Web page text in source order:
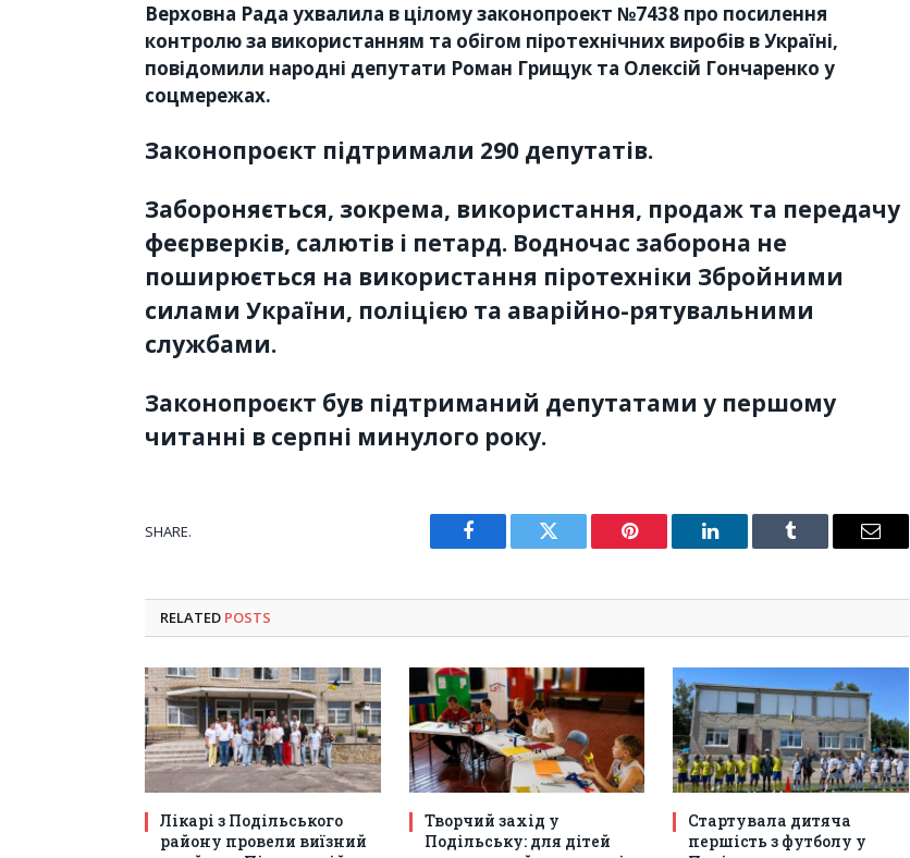
Верховна Рада ухвалила в цілому законопроект №7438 про посилення
контролю за використанням та обігом піротехнічних виробів в Україні,
повідомили народні депутати Роман Грищук та Олексій Гончаренко у
соцмережах.
Законопроєкт підтримали 290 депутатів.
Забороняється, зокрема, використання, продаж та передачу
феєрверків, салютів і петард. Водночас заборона не
поширюється на використання піротехніки Збройними
силами України, поліцією та аварійно-рятувальними
службами.
Законопроєкт був підтриманий депутатами у першому
читанні в серпні минулого року.
SHARE.
Facebook Twitter Pinterest LinkedIn Tumblr Email
RELATED POSTS
Лікарі з Подільського
району провели виїзний
Творчий захід у
Подільську: для дітей
Стартувала дитяча
першість з футболу у